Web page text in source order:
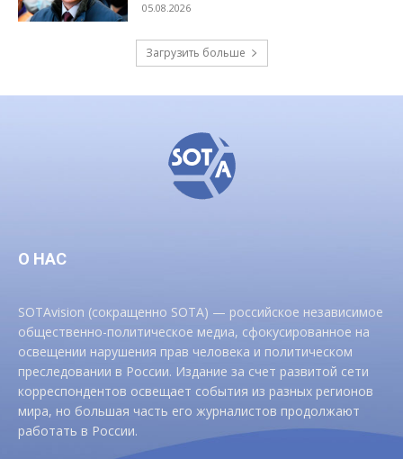
05.08.2026
Загрузить больше
О НАС
SOTAvision (сокращенно SOTA) — российское независимое
общественно-политическое медиа, сфокусированное на
освещении нарушения прав человека и политическом
преследовании в России. Издание за счет развитой сети
корреспондентов освещает события из разных регионов
мира, но большая часть его журналистов продолжают
работать в России.